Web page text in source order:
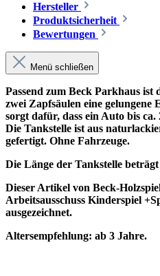
Hersteller
Produktsicherheit
Bewertungen
Menü schließen
Passend zum Beck Parkhaus ist
zwei Zapfsäulen eine
sorgt dafür, dass ein Auto bis
Die Tankstelle ist aus
gefertigt. Ohne Fahrzeuge.
Die Länge der Tankstelle beträgt
Dieser Artikel von Beck-
Arbeitsausschuss Kinderspiel
ausgezeichnet.
Altersempfehlung: ab 3 Jahre.